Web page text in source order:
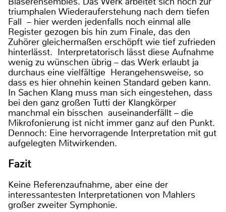
triumphalen Wiederauferstehung nach dem tiefen
Fall – hier werden jedenfalls noch einmal alle
Register gezogen bis hin zum Finale, das den
Zuhörer gleichermaßen erschöpft wie tief zufrieden
hinterlässt. Interpretatorisch lässt diese Aufnahme
wenig zu wünschen übrig – das Werk erlaubt ja
durchaus eine vielfältige Herangehensweise, so
dass es hier ohnehin keinen Standard geben kann.
In Sachen Klang muss man sich eingestehen, dass
bei den ganz großen Tutti der Klangkörper
manchmal ein bisschen auseinanderfällt – die
Mikrofonierung ist nicht immer ganz auf den Punkt.
Dennoch: Eine hervorragende Interpretation mit gut
aufgelegten Mitwirkenden.
Fazit
Keine Referenzaufnahme, aber eine der
interessantesten Interpretationen von Mahlers
großer zweiter Symphonie.